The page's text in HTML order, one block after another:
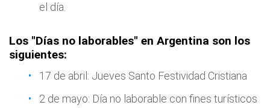
el día.
Los "Días no laborables" en Argentina son los
siguientes:
17 de abril: Jueves Santo Festividad Cristiana
2 de mayo: Día no laborable con fines turísticos